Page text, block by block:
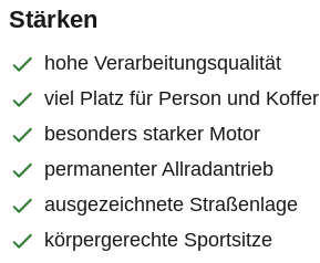
Stärken
hohe Verarbeitungsqualität
viel Platz für Person und Koffer
besonders starker Motor
permanenter Allradantrieb
ausgezeichnete Straßenlage
körpergerechte Sportsitze